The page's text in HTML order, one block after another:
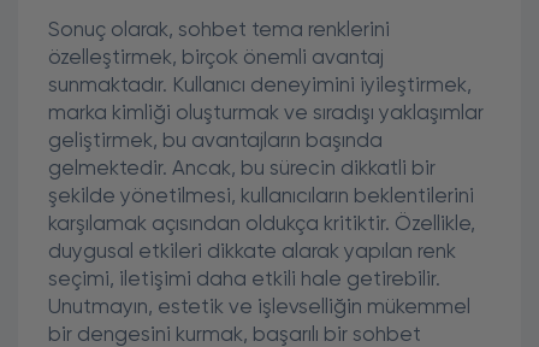
Sonuç olarak, sohbet tema renklerini
özelleştirmek, birçok önemli avantaj
sunmaktadır. Kullanıcı deneyimini iyileştirmek,
marka kimliği oluşturmak ve sıradışı yaklaşımlar
geliştirmek, bu avantajların başında
gelmektedir. Ancak, bu sürecin dikkatli bir
şekilde yönetilmesi, kullanıcıların beklentilerini
karşılamak açısından oldukça kritiktir. Özellikle,
duygusal etkileri dikkate alarak yapılan renk
seçimi, iletişimi daha etkili hale getirebilir.
Unutmayın, estetik ve işlevselliğin mükemmel
bir dengesini kurmak, başarılı bir sohbet